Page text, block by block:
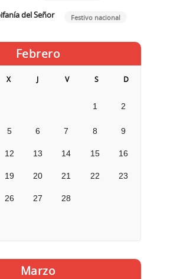
del Señor Festivo nacional
Febrero
X J V S D
1 2
5 6 7 8 9
12 13 14 15 16
19 20 21 22 23
26 27 28
Marzo